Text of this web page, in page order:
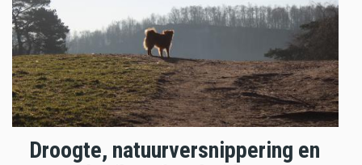
Droogte, natuurversnippering en